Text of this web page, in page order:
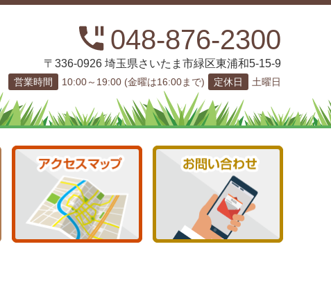
048-876-2300
〒336-0926 埼玉県さいたま市緑区東浦和5-15-9
営業時間 10:00～19:00 (金曜は16:00まで) 定休日 土曜日